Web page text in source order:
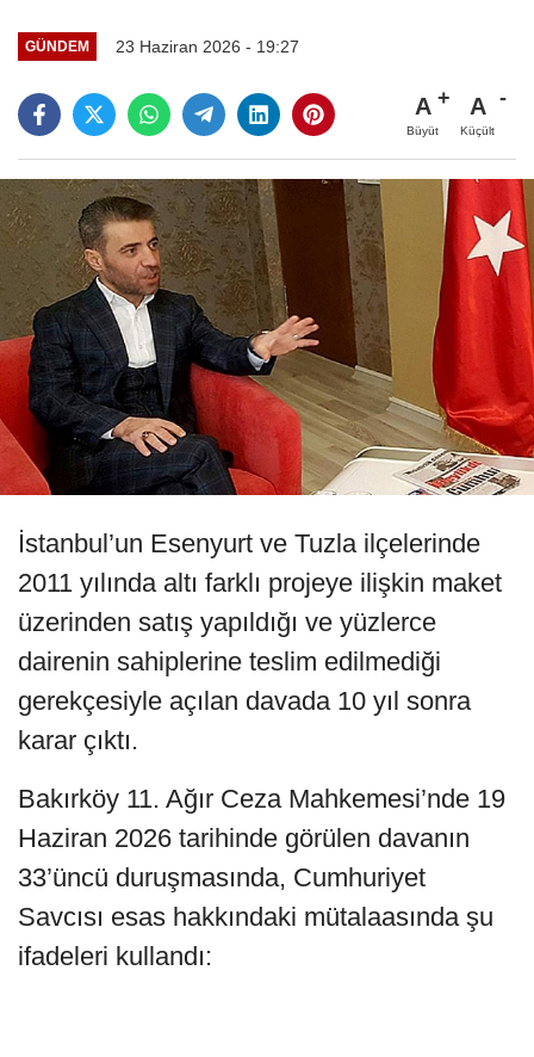
GÜNDEM 23 Haziran 2026 - 19:27
A
Büyüt
A
Küçült
İstanbul’un Esenyurt ve Tuzla ilçelerinde
2011 yılında altı farklı projeye ilişkin maket
üzerinden satış yapıldığı ve yüzlerce
dairenin sahiplerine teslim edilmediği
gerekçesiyle açılan davada 10 yıl sonra
karar çıktı.
Bakırköy 11. Ağır Ceza Mahkemesi’nde 19
Haziran 2026 tarihinde görülen davanın
33’üncü duruşmasında, Cumhuriyet
Savcısı esas hakkındaki mütalaasında şu
ifadeleri kullandı: